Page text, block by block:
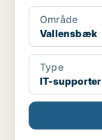
Område
Vallensbæk
Type
IT-supporter